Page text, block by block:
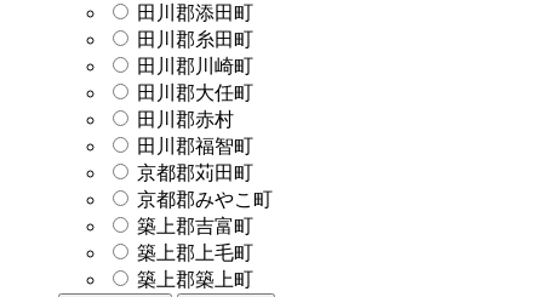
田川郡添田町
田川郡糸田町
田川郡川崎町
田川郡大任町
田川郡赤村
田川郡福智町
京都郡苅田町
京都郡みやこ町
築上郡吉富町
築上郡上毛町
築上郡築上町